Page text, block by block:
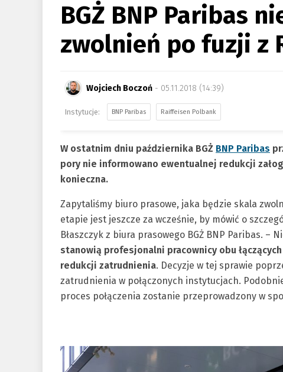
BGŻ BNP Paribas
zwolnień po fuzji z
Wojciech Boczoń - 05.11.2018 (14:39)
BNP Paribas Raiffeisen Polbank
W ostatnim dniu października BGŻ BNP Paribas
pory nie informowano ewentualnej redukcji
konieczna.
Zapytaliśmy biuro prasowe, jaka będzie skala
etapie jest jeszcze za wcześnie, by mówić o
Błaszczyk z biura prasowego BGŻ BNP Paribas. –
stanowią profesjonalni pracownicy obu
redukcji zatrudnienia. Decyzje w tej sprawie
zatrudnienia w połączonych instytucjach.
proces połączenia zostanie przeprowadzony w